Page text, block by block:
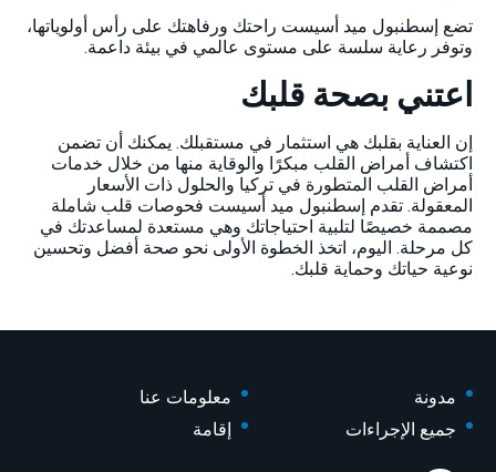
تضع إسطنبول ميد أسيست راحتك ورفاهتك على رأس أولوياتها،
وتوفر رعاية سلسة على مستوى عالمي في بيئة داعمة.
اعتني بصحة قلبك
إن العناية بقلبك هي استثمار في مستقبلك. يمكنك أن تضمن
اكتشاف أمراض القلب مبكرًا والوقاية منها من خلال خدمات
أمراض القلب المتطورة في تركيا والحلول ذات الأسعار
المعقولة. تقدم إسطنبول ميد أسيست فحوصات قلب شاملة
مصممة خصيصًا لتلبية احتياجاتك وهي مستعدة لمساعدتك في
كل مرحلة. اليوم، اتخذ الخطوة الأولى نحو صحة أفضل وتحسين
نوعية حياتك وحماية قلبك.
معلومات عنا
مدونة
إقامة
جميع الإجراءات